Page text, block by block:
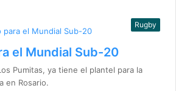
Rugby
el Mundial Sub-20
Pumitas, ya tiene el plantel para la
en Rosario.